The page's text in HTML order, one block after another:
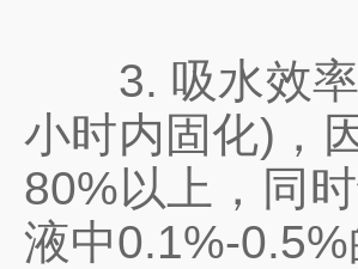
3. 吸水效率
小时内固化)，
80%以上，同
液中0.1%-